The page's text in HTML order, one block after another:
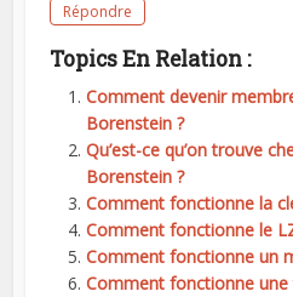
Répondre
Topics En Relation :
Comment devenir
Borenstein ?
Qu’est-ce qu’on trouve
Borenstein ?
Comment fonctionne la
Comment fonctionne le
Comment fonctionne un
Comment fonctionne une